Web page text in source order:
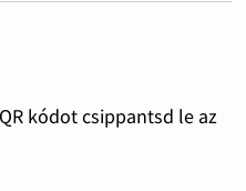
kódot csippantsd le az